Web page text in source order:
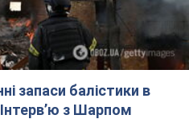
запаси балістики в
з Шарпом